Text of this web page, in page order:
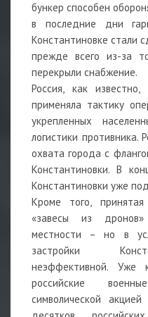
бункер способен
в последние дни
Константиновке стали
прежде всего из-за
перекрыли снабжение.
Россия, как
применяла тактику
укрепленных
логистики
охвата города с
Константиновки. В
Константиновки уже
Кроме того,
«завесы из
местности – но в
застройки
неэффективной.
российские
символической